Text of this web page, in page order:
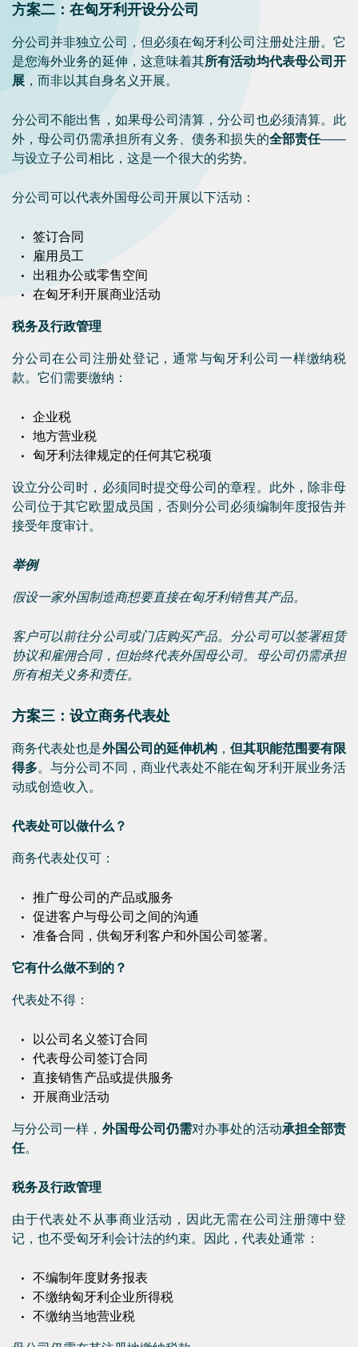
方案二：在匈牙利开设分公司
分公司并非独立公司，但必须在匈牙利公司注册处注册。它
是您海外业务的延伸，这意味着其所有活动均代表母公司开
展 ，而非以其自身名义开展。
分公司不能出售，如果母公司清算，分公司也必须清算。此
外，母公司仍需承担所有义务、债务和损失的全部责任——
与设立子公司相比，这是一个很大的劣势。
分公司可以代表外国母公司开展以下活动：
签订合同
雇用员工
出租办公或零售空间
在匈牙利开展商业活动
税务及行政管理
分公司在公司注册处登记，通常与匈牙利公司一样缴纳税
款。它们需要缴纳：
企业税
地方营业税
匈牙利法律规定的任何其它税项
设立分公司时，必须同时提交母公司的章程。此外，除非母
公司位于其它欧盟成员国，否则分公司必须编制年度报告并
接受年度审计。
举例
假设一家外国制造商想要直接在匈牙利销售其产品。
客户可以前往分公司或门店购买产品。分公司可以签署租赁
协议和雇佣合同，但始终代表外国母公司。母公司仍需承担
所有相关义务和责任。
方案三：设立商务代表处
商务代表处也是外国公司的延伸机构 ，但其职能范围要有限
得多。与分公司不同，商业代表处不能在匈牙利开展业务活
动或创造收入。
代表处可以做什么？
商务代表处仅可：
推广母公司的产品或服务
促进客户与母公司之间的沟通
准备合同，供匈牙利客户和外国公司签署。
它有什么做不到的？
代表处不得：
以公司名义签订合同
代表母公司签订合同
直接销售产品或提供服务
开展商业活动
与分公司一样， 外国母公司仍需对办事处的活动承担全部责
任。
税务及行政管理
由于代表处不从事商业活动，因此无需在公司注册簿中登
记，也不受匈牙利会计法的约束。因此，代表处通常：
不编制年度财务报表
不缴纳匈牙利企业所得税
不缴纳当地营业税